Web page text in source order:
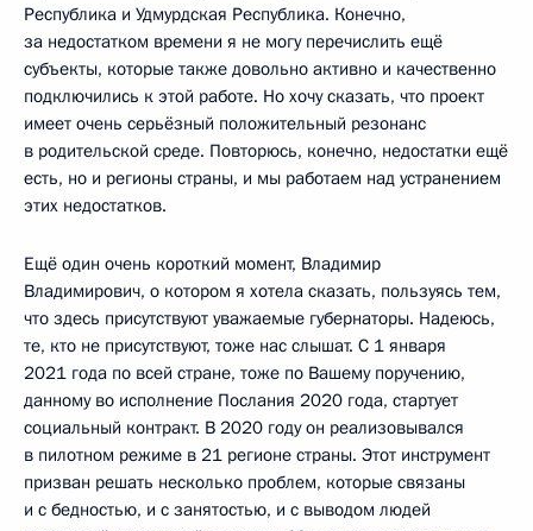
Республика и Удмурдская Республика. Конечно,
за недостатком времени я не могу перечислить ещё
субъекты, которые также довольно активно и качественно
подключились к этой работе. Но хочу сказать, что проект
имеет очень серьёзный положительный резонанс
в родительской среде. Повторюсь, конечно, недостатки ещё
есть, но и регионы страны, и мы работаем над устранением
этих недостатков.
Ещё один очень короткий момент, Владимир
Владимирович, о котором я хотела сказать, пользуясь тем,
что здесь присутствуют уважаемые губернаторы. Надеюсь,
те, кто не присутствуют, тоже нас слышат. С 1 января
2021 года по всей стране, тоже по Вашему поручению,
данному во исполнение Послания 2020 года, стартует
социальный контракт. В 2020 году он реализовывался
в пилотном режиме в 21 регионе страны. Этот инструмент
призван решать несколько проблем, которые связаны
и с бедностью, и с занятостью, и с выводом людей